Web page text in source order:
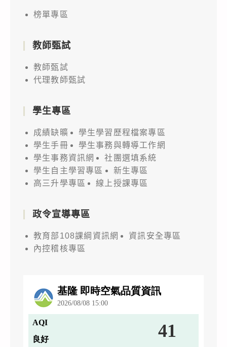
榜單專區
教師甄試
教師甄試
代理教師甄試
學生專區
成績缺曠
學生學習歷程檔案專區
學生手冊
學生事務與轉導工作網
學生事務資訊網
社團選填系統
學生自主學習專區
新生專區
高三升學專區
線上授課專區
政令宣導專區
教育部108課綱資訊網
資訊安全專區
內控稽核專區